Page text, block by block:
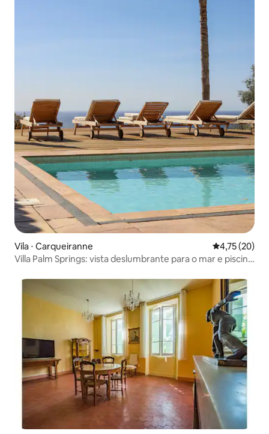
Vila ⋅ Carqueiranne 4,75 de uma
4,75 (20)
Villa Palm Springs: vista deslumbrante para o mar e piscina